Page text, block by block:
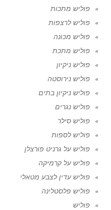
פוליש מתכות
פוליש לרצפות
פוליש מכונה
פוליש מתכת
פוליש ניקיון
פוליש נירוסטה
פוליש ניקיון בתים
פוליש נגרים
פוליש סילר
פוליש לספות
פוליש על גרניט פורצלן
פוליש על קרמיקה
פוליש עדין לצבע מטאלי
פוליש פלסטלינה
פוליש